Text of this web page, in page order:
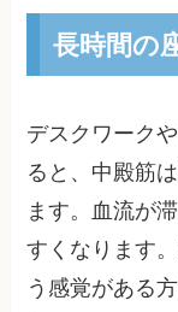
長時間の
デスクワーク
ると、中殿筋
ます。血流が
すくなります
う感覚がある